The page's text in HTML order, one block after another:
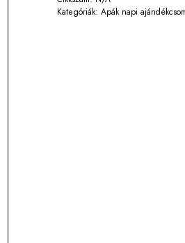
Kategóriák:Apák napi